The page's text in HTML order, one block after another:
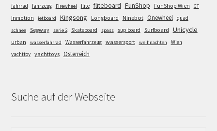
fahrrad
fahrzeug Firewheel flite fliteboard FunShop FunShop Wien GT
Inmotion jetboard Kingsong Longboard Ninebot Onewheel quad
schnee Segway serie 2 Skateboard spass sup board Surfboard Unicycle
urban wasserfahrrad Wasserfahrzeug wassersport weihnachten
Wien
yachttoy yachttoys Österreich
Suche auf der Webseite